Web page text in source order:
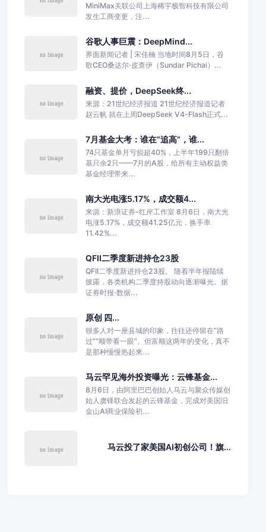
MiniMax关联公司上海稀宇极智科技有限公司
发生工商变更，注...
谷歌人事巨震：DeepMind...
界面新闻记者 | 宋佳楠 当地时间8月5日，谷
歌CEO桑达尔·皮查伊（Sundar Pichai）...
融资、提价，DeepSeek终...
来源：21世纪经济报道 21世纪经济报道记者
赵云帆 就在上周DeepSeek V4-Flash正式...
7月基金大考：谁在“追高”，谁...
74只基金单月亏损超40%，上半年199只翻倍
基只余2只——7月的A股，给所有主动权益类
基金经理带来...
南大光电涨5.17%，成交额4...
来源：新浪证券-红岸工作室 8月6日，南大光
电涨5.17%，成交额41.25亿元，换手率
11.42%...
QFII二季度新进持仓23股
QFII二季度新进持仓23股。 随着半年报陆续
披露，各类机构二季度持股动向逐渐曝光。据
证券时报·数据...
原创 四...
很多人对一座县城的印象，往往还停留在“路
过”“顺带看一眼”。但富顺这两年的变化，真不
是那种慢慢热起来...
马云罕见海外投资曝光：云锋基金...
8月6日，由阿里巴巴创始人马云与聚众传媒创
始人虞锋联合发起的云锋基金，完成对美国旧
金山AI商业保险初...
马云投了家美国AI初创公司！旗...